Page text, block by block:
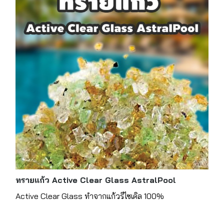
ทรายแก้ว Active Clear Glass AstralPool
Active Clear Glass ทำจากแก้วรีไซเคิล 100%